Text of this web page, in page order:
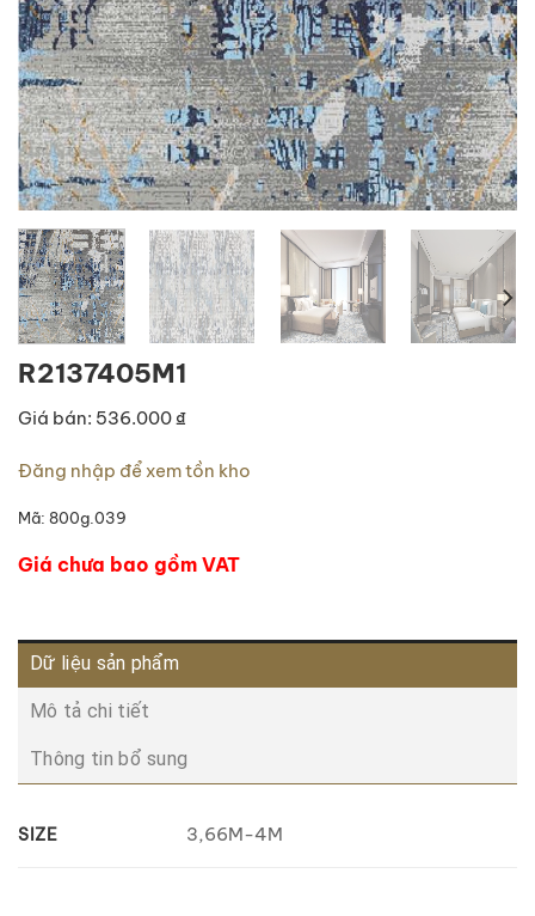
R2137405M1
Giá bán: 536.000 ₫
Đăng nhập để xem tồn kho
Mã: 800g.039
Giá chưa bao gồm VAT
Dữ liệu sản phẩm
Mô tả chi tiết
Thông tin bổ sung
SIZE 3,66M-4M